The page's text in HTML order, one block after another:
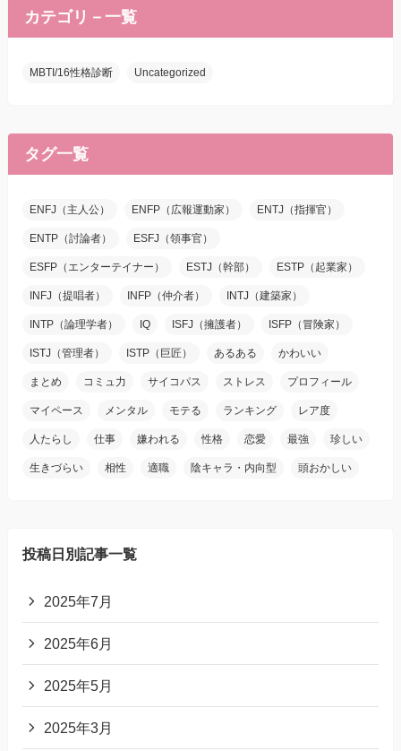
カテゴリ－一覧
MBTI/16性格診断 Uncategorized
タグ一覧
ENFJ（主人公） ENFP（広報運動家） ENTJ（指揮官）
ENTP（討論者） ESFJ（領事官）
ESFP（エンターテイナー） ESTJ（幹部） ESTP（起業家）
INFJ（提唱者） INFP（仲介者） INTJ（建築家）
INTP（論理学者） IQ ISFJ（擁護者） ISFP（冒険家）
ISTJ（管理者） ISTP（巨匠） あるある かわいい
まとめ コミュ力 サイコパス ストレス プロフィール
マイペース メンタル モテる ランキング レア度
人たらし 仕事 嫌われる 性格 恋愛 最強 珍しい
生きづらい 相性 適職 陰キャラ・内向型 頭おかしい
投稿日別記事一覧
2025年7月
2025年6月
2025年5月
2025年3月